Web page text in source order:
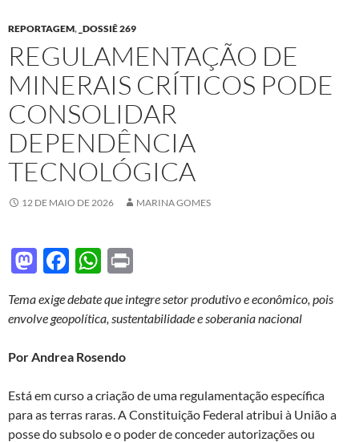
REPORTAGEM, _DOSSIÊ 269
REGULAMENTAÇÃO DE
MINERAIS CRÍTICOS PODE
CONSOLIDAR
DEPENDÊNCIA
TECNOLÓGICA
12 DE MAIO DE 2026 MARINA GOMES
M
to
o
n
F
e
o
o
k
W
at
A
p
p
nt
Tema exige debate que integre setor produtivo e econômico, pois
envolve geopolítica, sustentabilidade e soberania nacional
Por Andrea Rosendo
Está em curso a criação de uma regulamentação específica
para as terras raras. A Constituição Federal atribui à União a
posse do subsolo e o poder de conceder autorizações ou